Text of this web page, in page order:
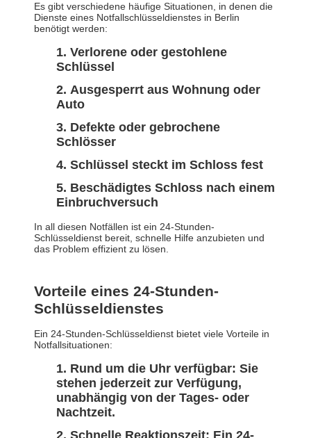
Es gibt verschiedene häufige Situationen, in denen die
Dienste eines Notfallschlüsseldienstes in Berlin
benötigt werden:
Verlorene oder gestohlene
Schlüssel
Ausgesperrt aus Wohnung oder
Auto
Defekte oder gebrochene
Schlösser
Schlüssel steckt im Schloss fest
Beschädigtes Schloss nach einem
Einbruchversuch
In all diesen Notfällen ist ein 24-Stunden-
Schlüsseldienst bereit, schnelle Hilfe anzubieten und
das Problem effizient zu lösen.
Vorteile eines 24-Stunden-
Schlüsseldienstes
Ein 24-Stunden-Schlüsseldienst bietet viele Vorteile in
Notfallsituationen:
Rund um die Uhr verfügbar: Sie
stehen jederzeit zur Verfügung,
unabhängig von der Tages- oder
Nachtzeit.